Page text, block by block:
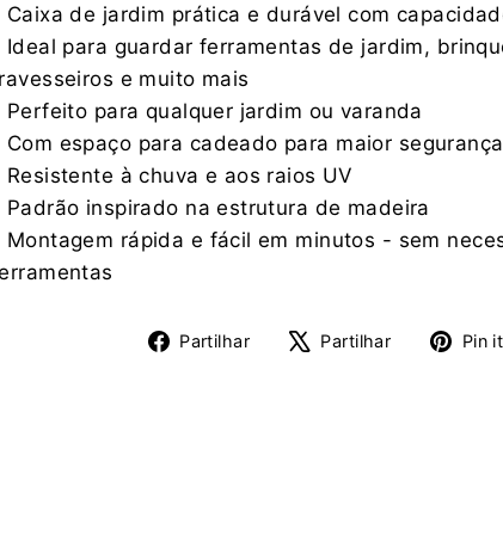
Caixa de jardim prática e durável com
Ideal para guardar ferramentas de jardim,
e muito mais
Perfeito para qualquer jardim ou varanda
Com espaço para cadeado para maior segurança
Resistente à chuva e aos raios UV
Padrão inspirado na estrutura de madeira
Montagem rápida e fácil em minutos - sem
Partilhar
PartilhePartilhar
Tuíte Pin it